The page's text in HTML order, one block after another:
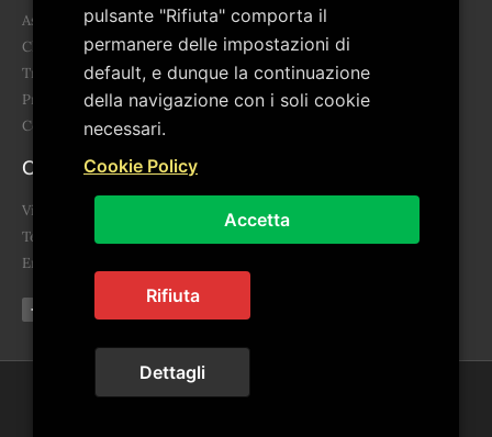
Associazione
Chi siamo
Trasparenza
Progetti
Contatti
Contatti
Via Giovanni Falcone, 3 85043 Latronico (PZ)
Telefono: 0973.859455 - 340 678 6865
Email: segreteria@artepollino.it - info@artepollino.it
© 2024 ArtePollino. Tutti i diritti riservati | Powered by
pulsante "Rifiuta" comporta il
permanere delle impostazioni di
default, e dunque la continuazione
della navigazione con i soli cookie
necessari.
Cookie Policy
Accetta
Rifiuta
Dettagli